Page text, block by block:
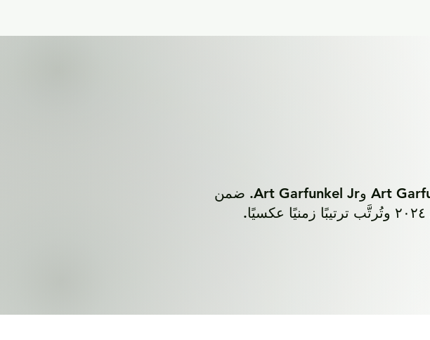
تُوثَّق الظهورات التلفزيونية المشتركة لـ Art Garfunkel وArt Garfunkel Jr. ضمن